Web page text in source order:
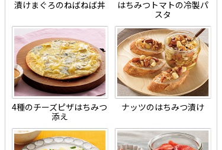
漬けまぐろのねばねば丼
はちみつトマトの冷製パ
スタ
4種のチーズピザはちみつ
添え
ナッツのはちみつ漬け